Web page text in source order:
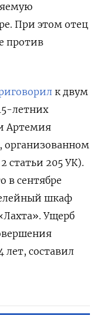
При этом отец
против
к двум
летних
Артемия
организованном
статьи 205 УК).
в сентябре
шкаф
Ущерб
составил